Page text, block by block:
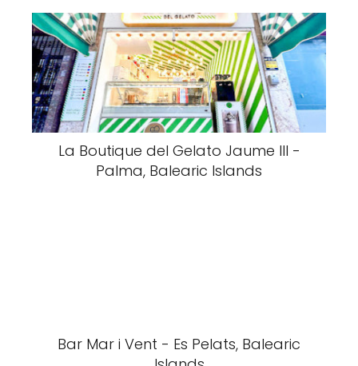
La Boutique del Gelato Jaume III -
Palma, Balearic Islands
Bar Mar i Vent - Es Pelats, Balearic